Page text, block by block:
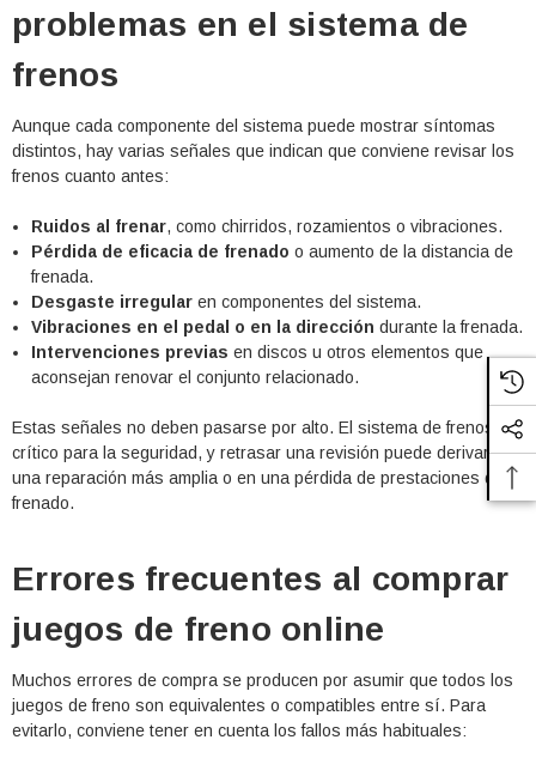
problemas en el sistema de
frenos
Aunque cada componente del sistema puede mostrar síntomas
distintos, hay varias señales que indican que conviene revisar los
frenos cuanto antes:
Ruidos al frenar, como chirridos, rozamientos o vibraciones.
Pérdida de eficacia de frenado o aumento de la distancia de
frenada.
Desgaste irregular en componentes del sistema.
Vibraciones en el pedal o en la dirección durante la frenada.
Intervenciones previas en discos u otros elementos que
aconsejan renovar el conjunto relacionado.
Estas señales no deben pasarse por alto. El sistema de frenos es
crítico para la seguridad, y retrasar una revisión puede derivar en
una reparación más amplia o en una pérdida de prestaciones de
frenado.
Errores frecuentes al comprar
juegos de freno online
Muchos errores de compra se producen por asumir que todos los
juegos de freno son equivalentes o compatibles entre sí. Para
evitarlo, conviene tener en cuenta los fallos más habituales: